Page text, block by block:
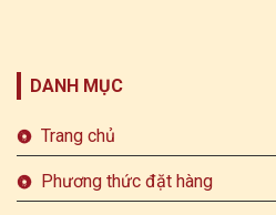
DANH MỤC
Trang chủ
Phương thức đặt hàng